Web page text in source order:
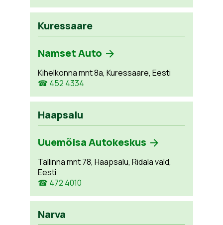
Kuressaare
Namset Auto
Kihelkonna mnt 8a, Kuressaare, Eesti
☎ 452 4334
Haapsalu
Uuemõisa Autokeskus
Tallinna mnt 78, Haapsalu, Ridala vald,
Eesti
☎ 472 4010
Narva